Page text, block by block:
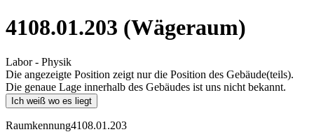
4108.01.203 (Wägeraum)
Labor - Physik
Die angezeigte Position zeigt nur die Position des Gebäude(teils).
Die genaue Lage innerhalb des Gebäudes ist uns nicht bekannt.
Ich weiß wo es liegt
Raumkennung4108.01.203